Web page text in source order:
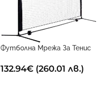
Футболна Мрежа За Тенис
132.94€(260.01 лв.)